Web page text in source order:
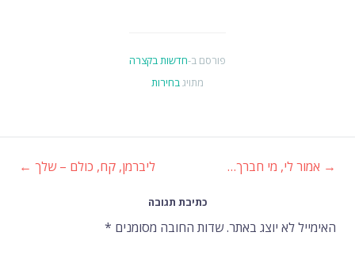
פורסם ב-חדשות בקצרה
מתויגבחירות
ניווט
ברשומות
→ אמור לי, מי חברך… ליברמן, קח, כולם – שלך ←
כתיבת תגובה
האימייל לא יוצג באתר.שדות החובה מסומנים *